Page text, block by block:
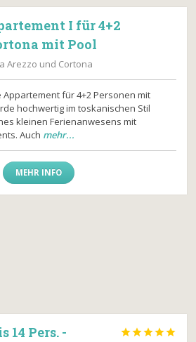
I für 4+2
mit Pool
Arezzo und Cortona
für 4+2 Personen mit
hochwertig im toskanischen Stil
kleinen Ferienanwesens mit
Auch mehr...
MEHR INFO
14 Pers. -
